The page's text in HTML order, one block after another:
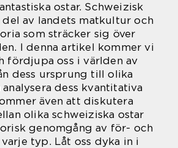
ostar. Schweizisk
av landets matkultur och
som sträcker sig över
I denna artikel kommer vi
fördjupa oss i världen av
dess ursprung till olika
dess kvantitativa
även att diskutera
olika schweiziska ostar
genomgång av för- och
typ. Låt oss dyka in i